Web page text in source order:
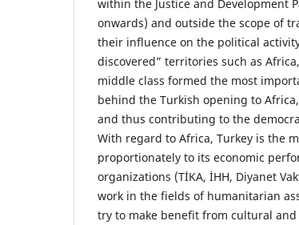
within the Justice and Development
onwards) and outside the scope of
their influence on the political
discovered” territories such as
middle class formed the most
behind the Turkish opening to
and thus contributing to the
With regard to Africa, Turkey is the
proportionately to its economic
organizations (TİKA, İHH, Diyanet
work in the fields of humanitarian
try to make benefit from cultural